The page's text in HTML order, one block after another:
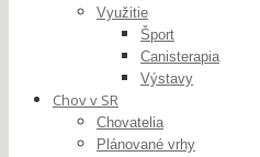
Využitie
Šport
Canisterapia
Výstavy
Chov v SR
Chovatelia
Plánované vrhy